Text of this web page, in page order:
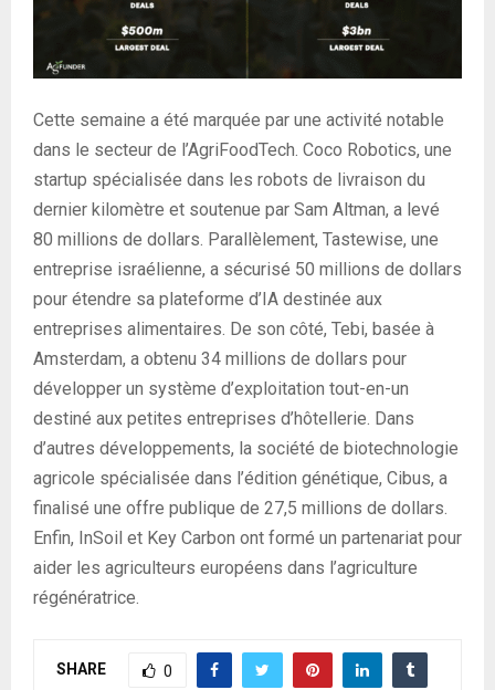
Cette semaine a été marquée par une activité notable
dans le secteur de l’AgriFoodTech. Coco Robotics, une
startup spécialisée dans les robots de livraison du
dernier kilomètre et soutenue par Sam Altman, a levé
80 millions de dollars. Parallèlement, Tastewise, une
entreprise israélienne, a sécurisé 50 millions de dollars
pour étendre sa plateforme d’IA destinée aux
entreprises alimentaires. De son côté, Tebi, basée à
Amsterdam, a obtenu 34 millions de dollars pour
développer un système d’exploitation tout-en-un
destiné aux petites entreprises d’hôtellerie. Dans
d’autres développements, la société de biotechnologie
agricole spécialisée dans l’édition génétique, Cibus, a
finalisé une offre publique de 27,5 millions de dollars.
Enfin, InSoil et Key Carbon ont formé un partenariat pour
aider les agriculteurs européens dans l’agriculture
régénératrice.
SHARE 0